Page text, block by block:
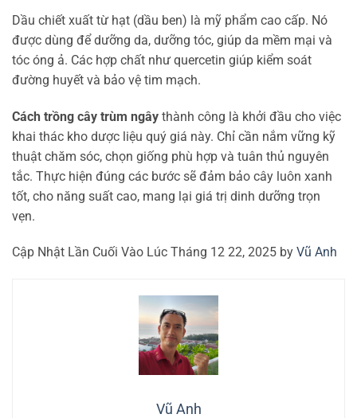
Dầu chiết xuất từ hạt (dầu ben) là mỹ phẩm cao cấp. Nó
được dùng để dưỡng da, dưỡng tóc, giúp da mềm mại và
tóc óng ả. Các hợp chất như quercetin giúp kiểm soát
đường huyết và bảo vệ tim mạch.
Cách trồng cây trùm ngây thành công là khởi đầu cho việc
khai thác kho dược liệu quý giá này. Chỉ cần nắm vững kỹ
thuật chăm sóc, chọn giống phù hợp và tuân thủ nguyên
tắc. Thực hiện đúng các bước sẽ đảm bảo cây luôn xanh
tốt, cho năng suất cao, mang lại giá trị dinh dưỡng trọn
vẹn.
Cập Nhật Lần Cuối Vào Lúc Tháng 12 22, 2025 by Vũ Anh
Vũ Anh